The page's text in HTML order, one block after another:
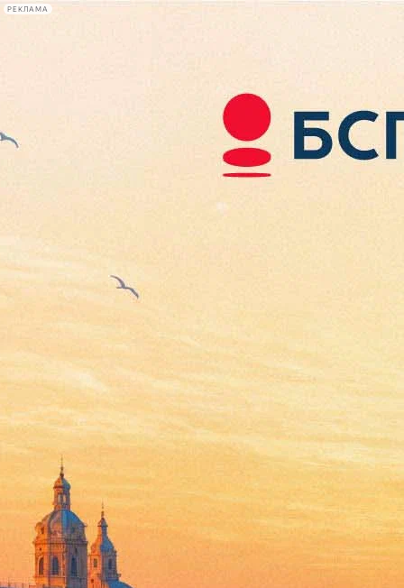
РЕКЛАМА
лекции
книги